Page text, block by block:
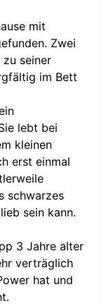
mit
Zwei
zu seiner
im Bett
lebt bei
kleinen
erst einmal
schwarzes
sein kann.
3 Jahre alter
verträglich
hat und